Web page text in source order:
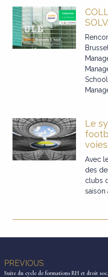
Le
Avec
des
clubs
saison
PREVIOUS
Suite du